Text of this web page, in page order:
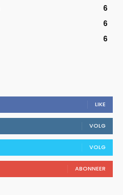
6
6
6
LIKE
VOLG
VOLG
ABONNEER